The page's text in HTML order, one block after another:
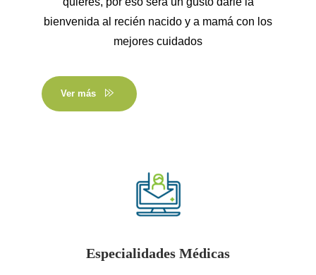
bienvenida al recién nacido y a mamá con los
mejores cuidados
Ver más
Especialidades Médicas